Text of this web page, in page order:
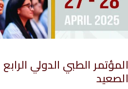
المؤتمر الطبي الدولي
الصعيد